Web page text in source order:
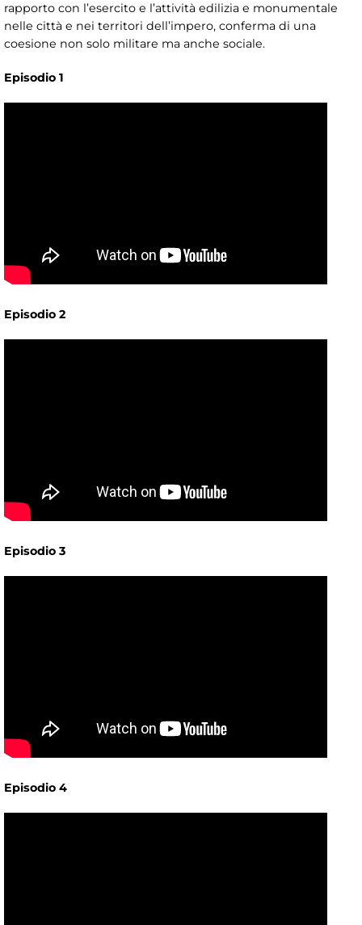
rapporto con l’esercito e l’attività edilizia e monumentale
nelle città e nei territori dell’impero, conferma di una
coesione non solo militare ma anche sociale.
Episodio 1
Episodio 2
Episodio 3
Episodio 4